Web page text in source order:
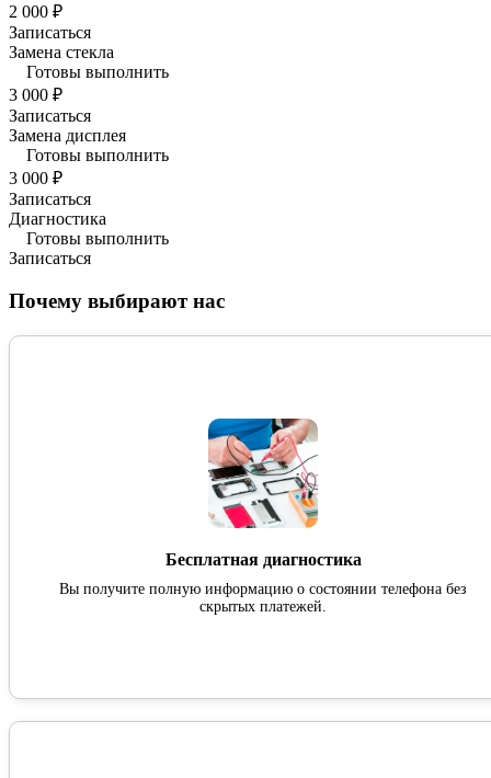
2 000 ₽
Записаться
Замена стекла
Готовы выполнить
3 000 ₽
Записаться
Замена дисплея
Готовы выполнить
3 000 ₽
Записаться
Диагностика
Готовы выполнить
Записаться
Почему выбирают нас
Бесплатная диагностика
Вы получите полную информацию о состоянии телефона без
скрытых платежей.